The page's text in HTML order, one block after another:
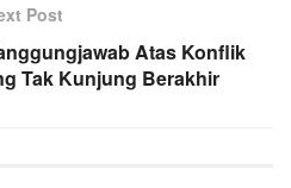
Post
Atas Konflik
Tak Kunjung Berakhir